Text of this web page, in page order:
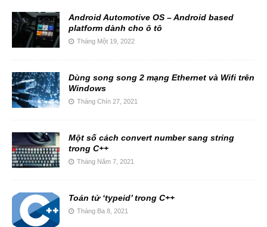
Android Automotive OS – Android based
platform dành cho ô tô
Tháng Một 19, 2022
Dùng song song 2 mạng Ethernet và Wifi trên
Windows
Tháng Chín 27, 2021
Một số cách convert number sang string
trong C++
Tháng Năm 7, 2021
Toán tử ‘typeid’ trong C++
Tháng Ba 8, 2021